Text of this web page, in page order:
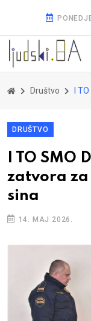
Društvo I TO
DRUŠTVO
I TO SMO
zatvora
sina
14. MAJ 2026.